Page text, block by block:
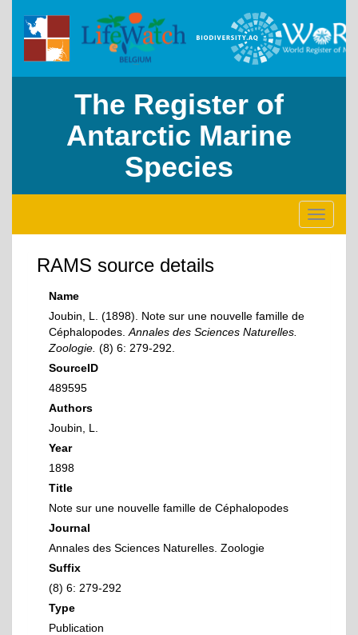
The Register of
Antarctic Marine
Species
Toggle
RAMS source details
Name
Joubin, L. (1898). Note sur une nouvelle famille de
Céphalopodes. Annales des Sciences Naturelles.
Zoologie. (8) 6: 279-292.
SourceID
489595
Authors
Joubin, L.
Year
1898
Title
Note sur une nouvelle famille de Céphalopodes
Journal
Annales des Sciences Naturelles. Zoologie
Suffix
(8) 6: 279-292
Type
Publication